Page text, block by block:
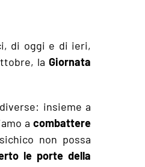
di oggi e di ieri,
la Giornata
insieme a
a combattere
non possa
le porte della